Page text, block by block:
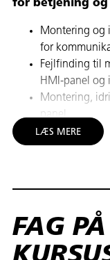
for betjening
Montering og
for
Fejlfinding til
HMI-panel og
Montering,
panel.
Parametrering
Programmere
HMI-panel og
Fejlfinde til
LÆS MERE
FAG